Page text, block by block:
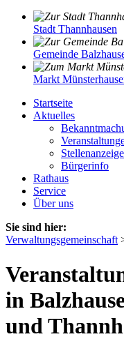
Stadt Thannhausen
Gemeinde
Markt
Startseite
Aktuelles
Bürgerinfo
Rathaus
Service
Über uns
Sie sind hier:
Verwaltungsgemeinschaft
in
und